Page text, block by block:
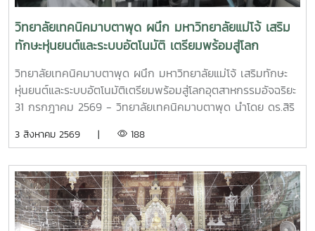
วิทยาลัยเทคนิคมาบตาพุด ผนึก มหาวิทยาลัยแม่โจ้ เสริม
ทักษะหุ่นยนต์และระบบอัตโนมัติ เตรียมพร้อมสู่โลก
อุตสาหกรรมอัจฉริยะ
วิทยาลัยเทคนิคมาบตาพุด ผนึก มหาวิทยาลัยแม่โจ้ เสริมทักษะ
หุ่นยนต์และระบบอัตโนมัติเตรียมพร้อมสู่โลกอุตสาหกรรมอัจฉริยะ
31 กรกฎาคม 2569 - วิทยาลัยเทคนิคมาบตาพุด นำโดย ดร.สิริ
ประธานในพิธีเปิด โครงการอบรมเชิงปฏิบัติการควบคุมแขนกล
ครู และนักศึกษา แผนกวิชาเทคนิคการผลิต เข้าร่วมการอบรม
อย่างพร้อมเพรียง การอบรมครั้งนี้ได้รับเกียรติจาก ผู้ช่วย
ศาสตราจารย์ ดร.กนกวรรณ กรรเชียง และรองศาสตราจารย์
ดร.ชูพงษ์ ภาคภูมิ วิทยากรผู้ทรงคุณวุฒิจาก คณะวิทยาศาสตร์
3 สิงหาคม 2569 | 188